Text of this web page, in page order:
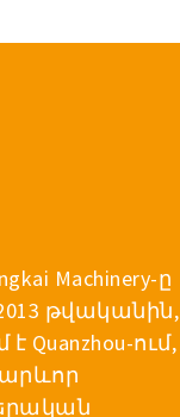
Machinery-ը
թվականին,
Quanzhou-ում,